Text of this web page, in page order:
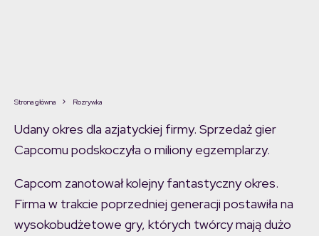
Strona główna Rozrywka
Udany okres dla azjatyckiej firmy. Sprzedaż gier
Capcomu podskoczyła o miliony egzemplarzy.
Capcom zanotował kolejny fantastyczny okres.
Firma w trakcie poprzedniej generacji postawiła na
wysokobudżetowe gry, których twórcy mają dużo